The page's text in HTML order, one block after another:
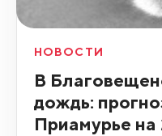
НОВОСТИ
В
дождь:
Приамурье на